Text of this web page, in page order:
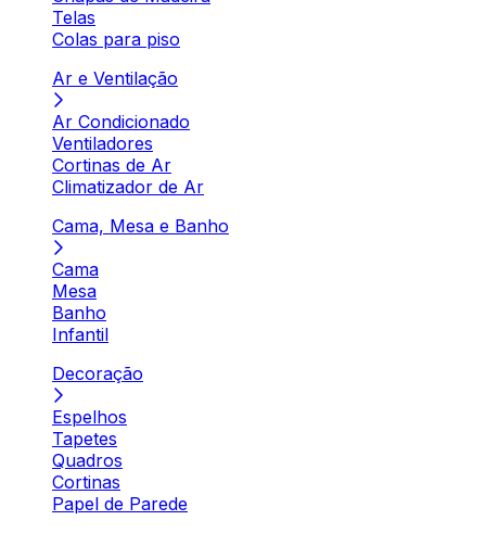
Telas
Colas para piso
Ar e Ventilação
Ar Condicionado
Ventiladores
Cortinas de Ar
Climatizador de Ar
Cama, Mesa e Banho
Cama
Mesa
Banho
Infantil
Decoração
Espelhos
Tapetes
Quadros
Cortinas
Papel de Parede